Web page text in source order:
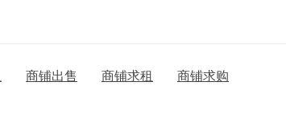
商铺出售 商铺求租 商铺求购